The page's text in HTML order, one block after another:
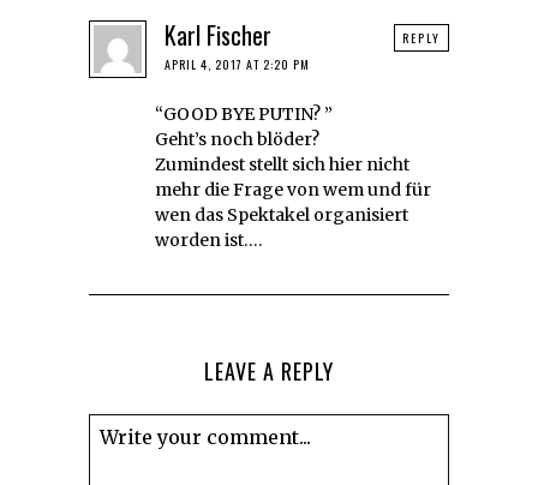
Karl Fischer
APRIL 4, 2017 AT 2:20 PM
“GOOD BYE PUTIN? ”
Geht’s noch blöder?
Zumindest stellt sich hier nicht
mehr die Frage von wem und für
wen das Spektakel organisiert
worden ist….
REPLY
LEAVE A REPLY